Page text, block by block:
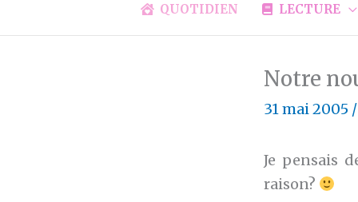
QUOTIDIEN LECTURE
Notre
31 mai 2005 /
Je pensais
raison?